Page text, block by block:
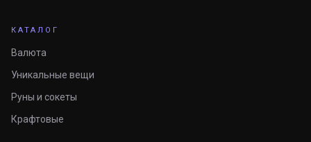
КАТАЛОГ
Валюта
Уникальные вещи
Руны и сокеты
Крафтовые